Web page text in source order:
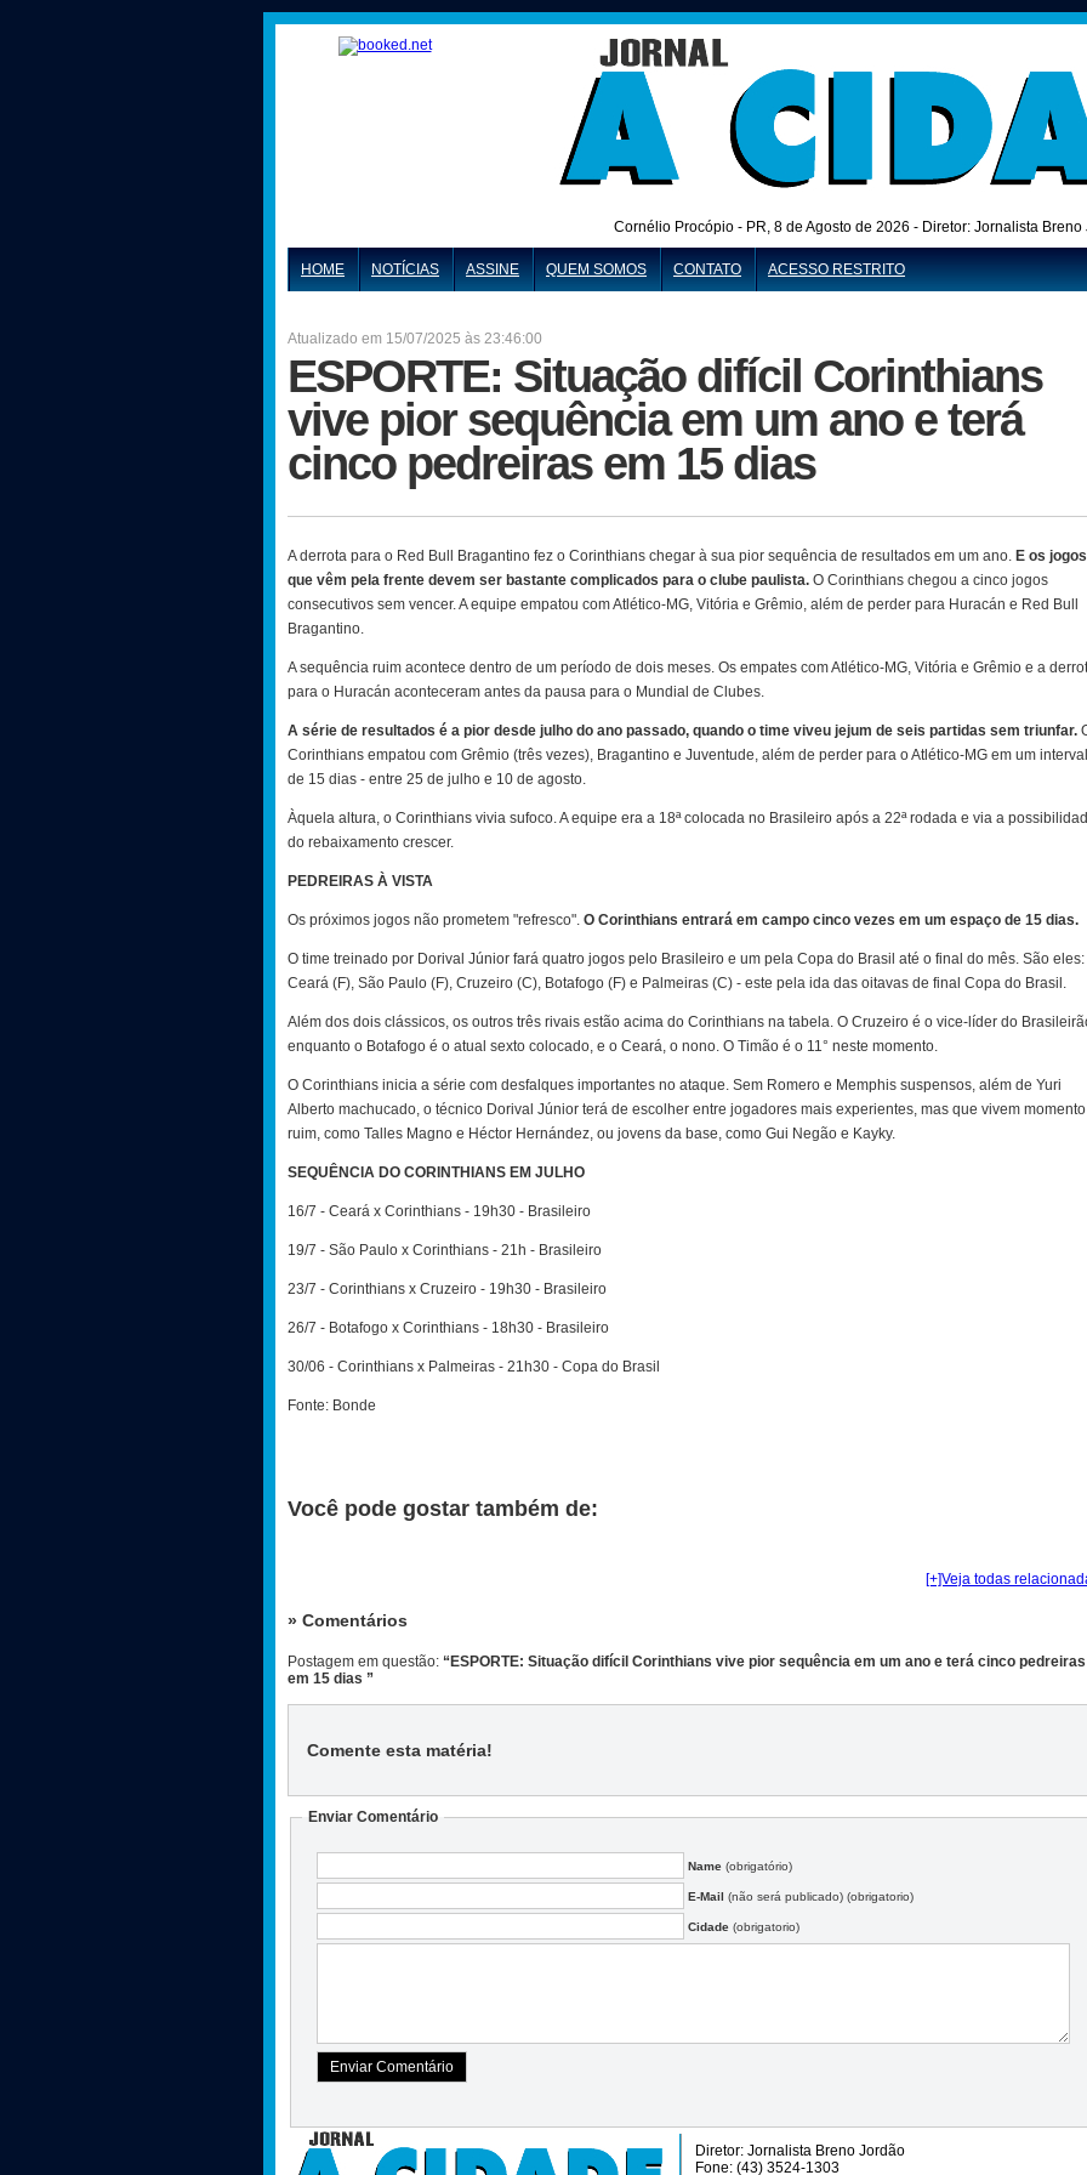
Cornélio Procópio - PR, 8 de Agosto de 2026 - Diretor: Jornalista
HOME NOTÍCIAS ASSINE QUEM SOMOS CONTATO ACESSO RESTRITO
Atualizado em 15/07/2025 às 23:46:00
ESPORTE: Situação difícil Corinthians
vive pior sequência em um ano e terá
cinco pedreiras em 15 dias
A derrota para o Red Bull Bragantino fez o Corinthians chegar à sua pior sequência de resultados em um ano. E os jogos
que vêm pela frente devem ser bastante complicados para o clube paulista. O Corinthians chegou a cinco jogos
consecutivos sem vencer. A equipe empatou com Atlético-MG, Vitória e Grêmio, além de perder para Huracán e Red Bull
Bragantino.
A sequência ruim acontece dentro de um período de dois meses. Os empates com Atlético-MG, Vitória e Grêmio e a
para o Huracán aconteceram antes da pausa para o Mundial de Clubes.
A série de resultados é a pior desde julho do ano passado, quando o time viveu jejum de seis partidas sem triunfar.
Corinthians empatou com Grêmio (três vezes), Bragantino e Juventude, além de perder para o Atlético-MG em um
de 15 dias - entre 25 de julho e 10 de agosto.
Àquela altura, o Corinthians vivia sufoco. A equipe era a 18ª colocada no Brasileiro após a 22ª rodada e via a
do rebaixamento crescer.
PEDREIRAS À VISTA
Os próximos jogos não prometem "refresco". O Corinthians entrará em campo cinco vezes em um espaço de 15 dias.
O time treinado por Dorival Júnior fará quatro jogos pelo Brasileiro e um pela Copa do Brasil até o final do mês. São eles:
Ceará (F), São Paulo (F), Cruzeiro (C), Botafogo (F) e Palmeiras (C) - este pela ida das oitavas de final Copa do Brasil.
Além dos dois clássicos, os outros três rivais estão acima do Corinthians na tabela. O Cruzeiro é o vice-líder do
enquanto o Botafogo é o atual sexto colocado, e o Ceará, o nono. O Timão é o 11° neste momento.
O Corinthians inicia a série com desfalques importantes no ataque. Sem Romero e Memphis suspensos, além de Yuri
Alberto machucado, o técnico Dorival Júnior terá de escolher entre jogadores mais experientes, mas que vivem momento
ruim, como Talles Magno e Héctor Hernández, ou jovens da base, como Gui Negão e Kayky.
SEQUÊNCIA DO CORINTHIANS EM JULHO
16/7 - Ceará x Corinthians - 19h30 - Brasileiro
19/7 - São Paulo x Corinthians - 21h - Brasileiro
23/7 - Corinthians x Cruzeiro - 19h30 - Brasileiro
26/7 - Botafogo x Corinthians - 18h30 - Brasileiro
30/06 - Corinthians x Palmeiras - 21h30 - Copa do Brasil
Fonte: Bonde
Você pode gostar também de:
[+]Veja todas
» Comentários
Postagem em questão: “ESPORTE: Situação difícil Corinthians vive pior sequência em um ano e terá cinco pedreiras
em 15 dias ”
Comente esta matéria!
Enviar Comentário
Name (obrigatório)
E-Mail (não será publicado) (obrigatorio)
Cidade (obrigatorio)
Diretor: Jornalista Breno Jordão
Fone: (43) 3524-1303